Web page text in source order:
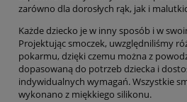
zarówno dla dorosłych rąk, jak i
Każde dziecko je w inny sposób i w
Projektując smoczek, uwzględniliśmy
pokarmu, dzięki czemu można z
dopasowaną do potrzeb dziecka i
indywidualnych wymagań. Wszystkie
wykonano z miękkiego silikonu.